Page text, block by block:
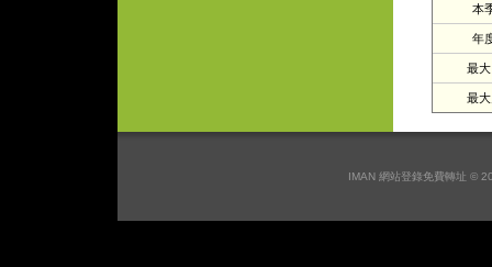
本
年
最
最
IMAN 網站登錄免費轉址 ©